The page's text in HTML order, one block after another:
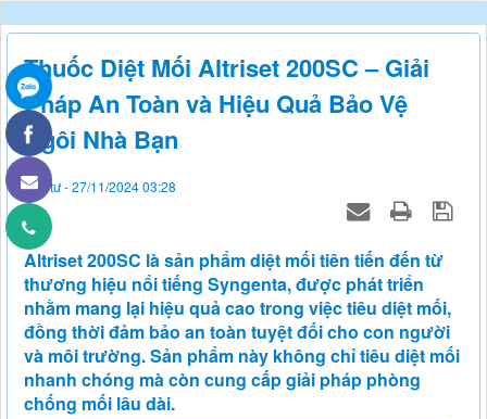
Thuốc Diệt Mối Altriset 200SC – Giải
Pháp An Toàn và Hiệu Quả Bảo Vệ
Ngôi Nhà Bạn
Thứ tư - 27/11/2024 03:28
Altriset 200SC là sản phẩm diệt mối tiên tiến đến từ
thương hiệu nổi tiếng Syngenta, được phát triển
nhằm mang lại hiệu quả cao trong việc tiêu diệt mối,
đồng thời đảm bảo an toàn tuyệt đối cho con người
và môi trường. Sản phẩm này không chỉ tiêu diệt mối
nhanh chóng mà còn cung cấp giải pháp phòng
chống mối lâu dài.